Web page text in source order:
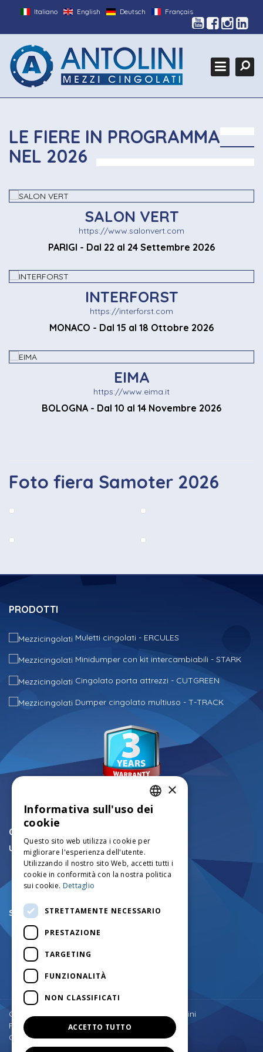
Italiano English Deutsch Français
Cerca
LE FIERE IN PROGRAMMA
NEL 2026
SALON VERT
https://www.salonvert.com
PARIGI - Dal 22 al 24 Settembre 2026
INTERFORST
https://interforst.com
MONACO - Dal 15 al 18 Ottobre 2026
EIMA
https://www.eima.it
BOLOGNA - Dal 10 al 14 Novembre 2026
Foto fiera Samoter 2026
PRODOTTI
Muletti cingolati - ERCULES
Minidumper con kit intercambiabili - STARK
Cingolato porta attrezzi - CUTGREEN
Dumper cingolato multiuso - T-TRACK
CONTATTI
Ufficio tecnico mezzi cingolati:
+39.0456750126
info@mezzicingolati.com
Via Volta N°24 - 37026
Sede legale e amministrativa:
+39.0457545290
+39.0457545742
amministrazione@mezzicingolati.com
Via Cortine N.1 - 37020
Giare di Sant'Anna D'Alfaedo (VR) - Italy
Torna su
Copyright © Costruzioni Meccaniche F.lli Antolini
P.IVA: 03182100234
Cap.Soc. € 300.000 I.V.
HOME
L'AZIENDA
PRODOTTI
MEZZI CUSTOM
CONTATTI
ITALIAN
GERMAN
×
Informativa sull'uso dei
cookie
Questo sito web utilizza i cookie per
migliorare l'esperienza dell'utente.
Utilizzando il nostro sito Web, accetti tutti i
cookie in conformità con la nostra politica
sui cookie. Dettaglio
STRETTAMENTE NECESSARIO
PRESTAZIONE
TARGETING
FUNZIONALITÀ
NON CLASSIFICATI
ACCETTO TUTTO